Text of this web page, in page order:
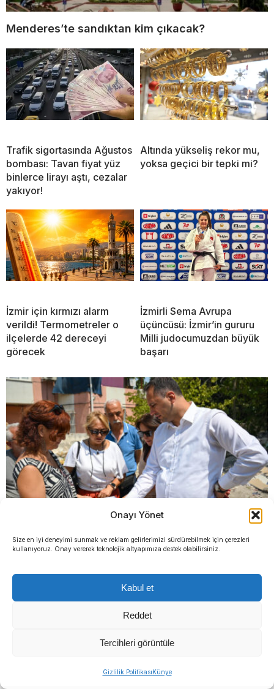
Onayı Yönet
Size en iyi deneyimi sunmak ve reklam gelirlerimizi sürdürebilmek için çerezleri
kullanıyoruz. Onay vererek teknolojik altyapımıza destek olabilirsiniz.
Kabul et
Reddet
Tercihleri görüntüle
Gizlilik PolitikasıKünye
Menderes’te sandıktan kim çıkacak?
Trafik sigortasında Ağustos
bombası: Tavan fiyat yüz
binlerce lirayı aştı, cezalar
yakıyor!
Altında yükseliş rekor mu,
yoksa geçici bir tepki mi?
İzmir için kırmızı alarm
verildi! Termometreler o
ilçelerde 42 dereceyi
görecek
İzmirli Sema Avrupa
üçüncüsü: İzmir’in gururu
Milli judocumuzdan büyük
başarı
Altındağ trafiğine büyük neşter: Trafik işkencesi sona
eriyor